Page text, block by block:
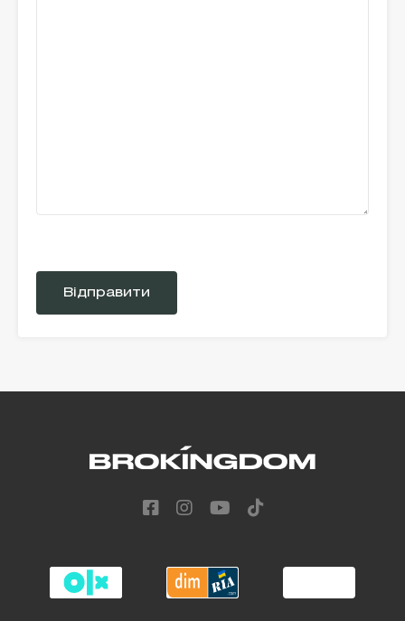
leave
field